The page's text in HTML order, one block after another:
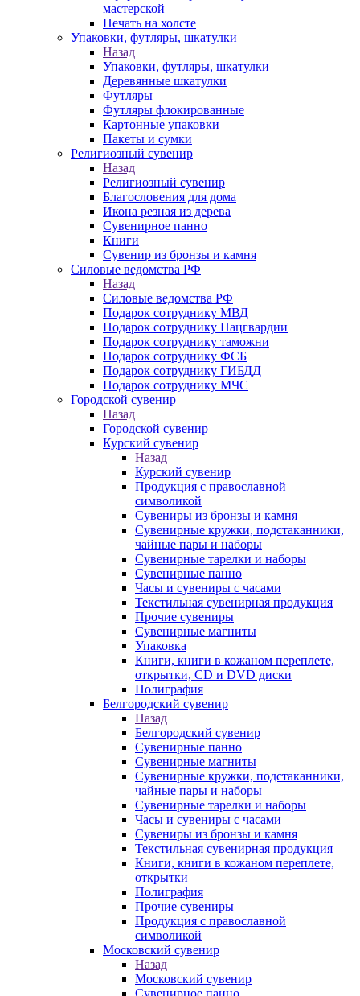
мастерской
Печать на холсте
Упаковки, футляры, шкатулки
Назад
Упаковки, футляры, шкатулки
Деревянные шкатулки
Футляры
Футляры флокированные
Картонные упаковки
Пакеты и сумки
Религиозный сувенир
Назад
Религиозный сувенир
Благословения для дома
Икона резная из дерева
Сувенирное панно
Книги
Сувенир из бронзы и камня
Силовые ведомства РФ
Назад
Силовые ведомства РФ
Подарок сотруднику МВД
Подарок сотруднику Нацгвардии
Подарок сотруднику таможни
Подарок сотруднику ФСБ
Подарок сотруднику ГИБДД
Подарок сотруднику МЧС
Городской сувенир
Назад
Городской сувенир
Курский сувенир
Назад
Курский сувенир
Продукция с православной
символикой
Сувениры из бронзы и камня
Сувенирные кружки, подстаканники,
чайные пары и наборы
Сувенирные тарелки и наборы
Сувенирные панно
Часы и сувениры с часами
Текстильная сувенирная продукция
Прочие сувениры
Сувенирные магниты
Упаковка
Книги, книги в кожаном переплете,
открытки, CD и DVD диски
Полиграфия
Белгородский сувенир
Назад
Белгородский сувенир
Сувенирные панно
Сувенирные магниты
Сувенирные кружки, подстаканники,
чайные пары и наборы
Сувенирные тарелки и наборы
Часы и сувениры с часами
Сувениры из бронзы и камня
Текстильная сувенирная продукция
Книги, книги в кожаном переплете,
открытки
Полиграфия
Прочие сувениры
Продукция с православной
символикой
Московский сувенир
Назад
Московский сувенир
Сувенирное панно